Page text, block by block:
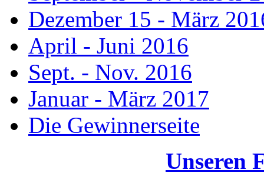
Dezember 15 - März
April - Juni 2016
Sept. - Nov. 2016
Januar - März 2017
Die Gewinnerseite
Unseren